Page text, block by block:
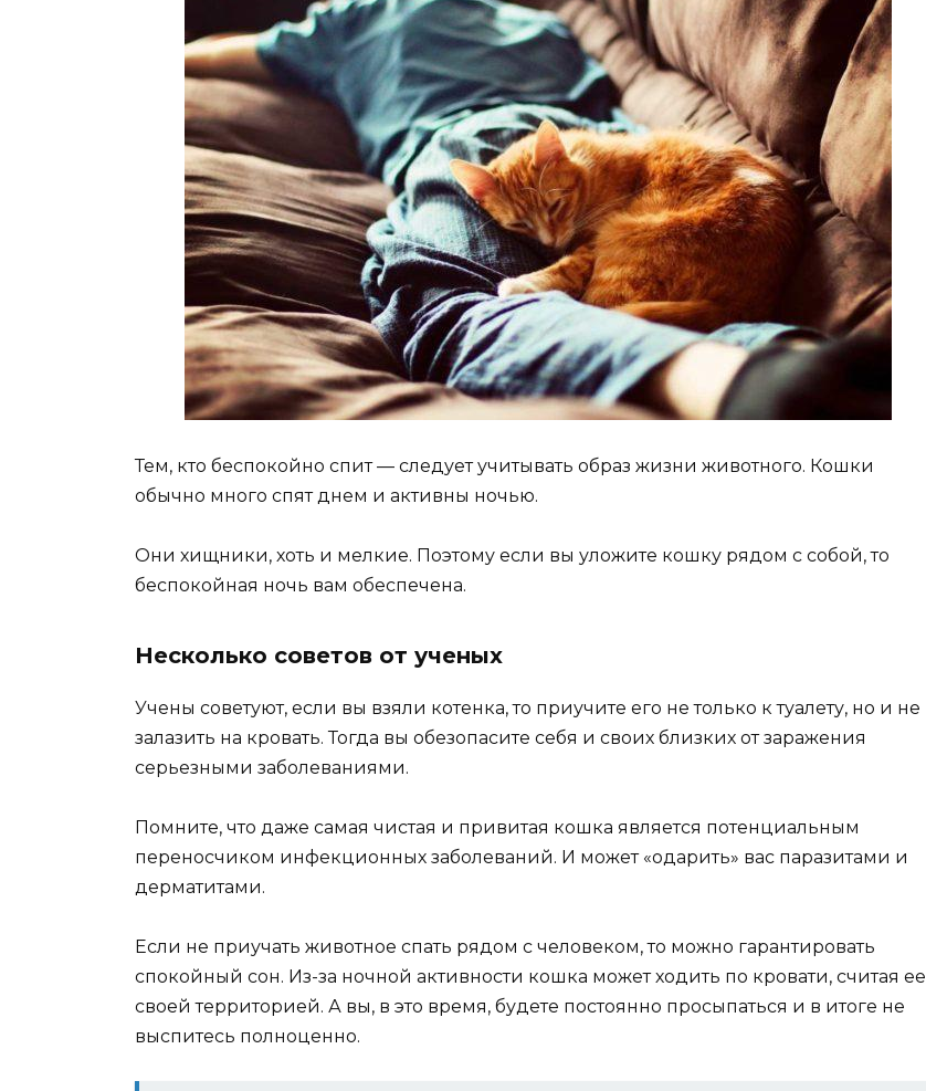
Тем, кто беспокойно спит — следует учитывать образ жизни животного. Кошки
обычно много спят днем и активны ночью.
Они хищники, хоть и мелкие. Поэтому если вы уложите кошку рядом с собой, то
беспокойная ночь вам обеспечена.
Несколько советов от ученых
Учены советуют, если вы взяли котенка, то приучите его не только к туалету, но и не
залазить на кровать. Тогда вы обезопасите себя и своих близких от заражения
серьезными заболеваниями.
Помните, что даже самая чистая и привитая кошка является потенциальным
переносчиком инфекционных заболеваний. И может «одарить» вас паразитами и
дерматитами.
Если не приучать животное спать рядом с человеком, то можно гарантировать
спокойный сон. Из-за ночной активности кошка может ходить по кровати, считая ее
своей территорией. А вы, в это время, будете постоянно просыпаться и в итоге не
выспитесь полноценно.